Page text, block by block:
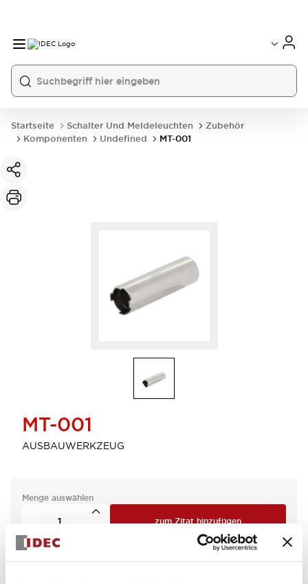
Startseite Schalter Und Meldeleuchten
Zubehör
Komponenten
Undefined MT-001
MT-001
AUSBAUWERKZEUG
Menge auswählen
zum Zitat hinzufügen